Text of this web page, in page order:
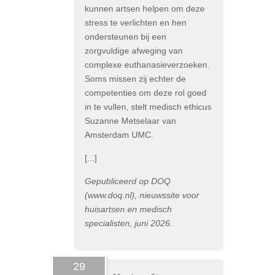
kunnen artsen helpen om deze
stress te verlichten en hen
ondersteunen bij een
zorgvuldige afweging van
complexe euthanasieverzoeken.
Soms missen zij echter de
competenties om deze rol goed
in te vullen, stelt medisch ethicus
Suzanne Metselaar van
Amsterdam UMC.
[...]
Gepubliceerd op DOQ
(www.doq.nl), nieuwssite voor
huisartsen en medisch
specialisten, juni 2026.
29